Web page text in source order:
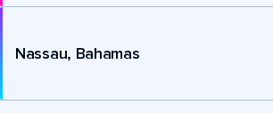
Nassau, Bahamas